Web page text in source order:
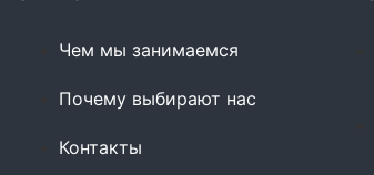
Чем мы занимаемся
Почему выбирают нас
Контакты